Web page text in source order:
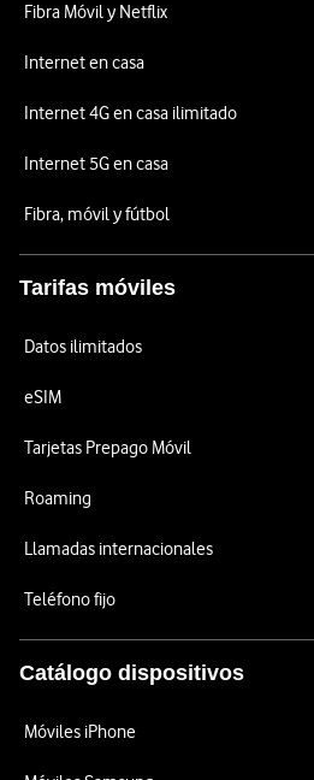
Fibra Móvil y Netflix
Internet en casa
Internet 4G en casa ilimitado
Internet 5G en casa
Fibra, móvil y fútbol
Tarifas móviles
Datos ilimitados
eSIM
Tarjetas Prepago Móvil
Roaming
Llamadas internacionales
Teléfono fijo
Catálogo dispositivos
Móviles iPhone